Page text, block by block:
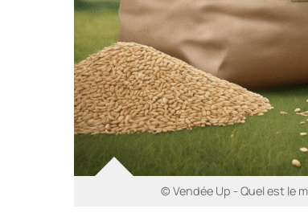
© Vendée Up - Quel est le